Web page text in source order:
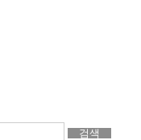
검색